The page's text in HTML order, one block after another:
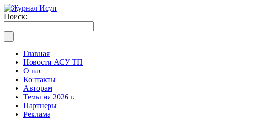
Поиск:
Главная
Новости АСУ ТП
О нас
Контакты
Авторам
Темы на 2026 г.
Партнеры
Реклама